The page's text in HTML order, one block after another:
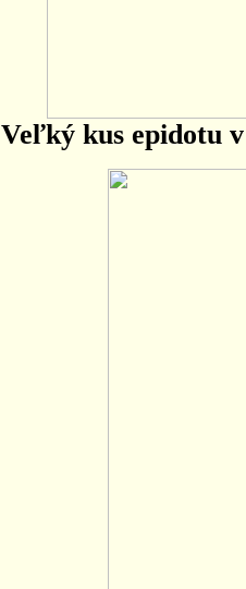
Veľký kus epidotu